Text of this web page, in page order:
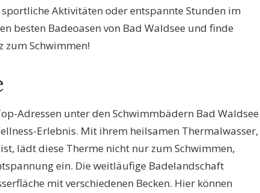
Aktivitäten oder entspannte Stunden im
besten Badeoasen von Bad Waldsee und finde
zum Schwimmen!
Adressen unter den Schwimmbädern Bad Waldsee
Erlebnis. Mit ihrem heilsamen Thermalwasser,
lädt diese Therme nicht nur zum Schwimmen,
ein. Die weitläufige Badelandschaft
mit verschiedenen Becken. Hier können